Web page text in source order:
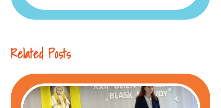
Related Posts